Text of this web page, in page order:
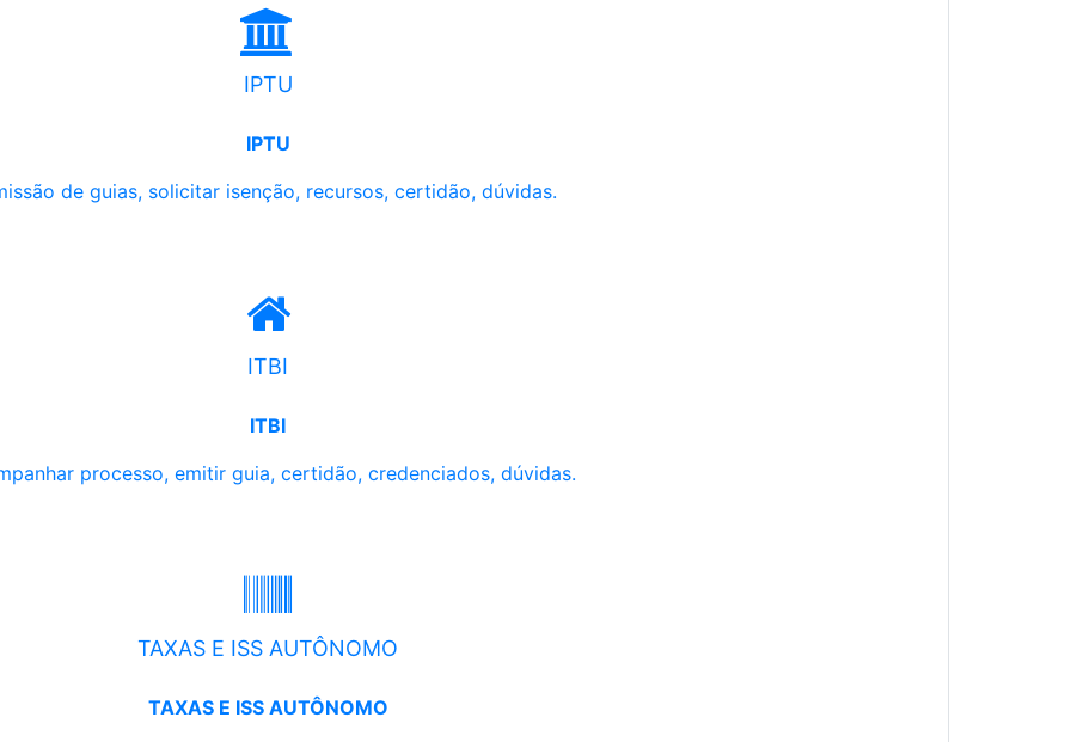
IPTU
IPTU
de guias, solicitar isenção, recursos, certidão, dúvidas.
ITBI
ITBI
processo, emitir guia, certidão, credenciados, dúvidas.
TAXAS E ISS AUTÔNOMO
TAXAS E ISS AUTÔNOMO